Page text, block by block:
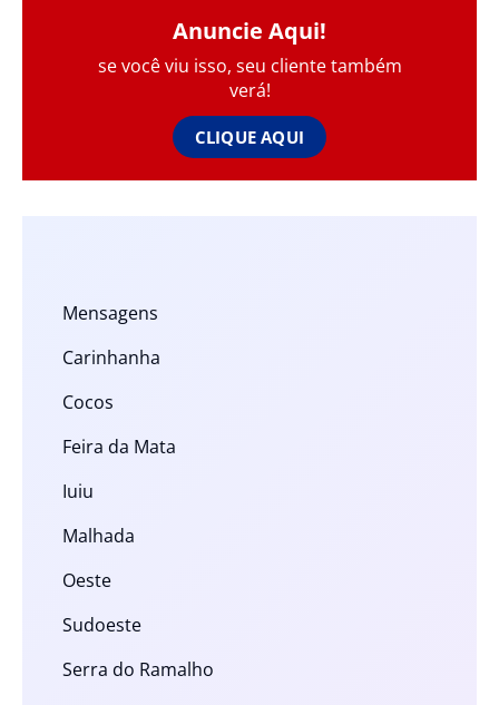
Anuncie Aqui!
se você viu isso, seu cliente também
verá!
CLIQUE AQUI
Mensagens
Carinhanha
Cocos
Feira da Mata
Iuiu
Malhada
Oeste
Sudoeste
Serra do Ramalho